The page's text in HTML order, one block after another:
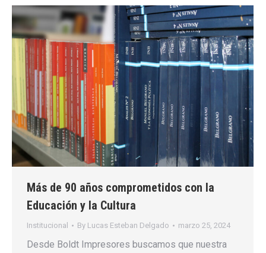
Más de 90 años comprometidos con la
Educación y la Cultura
Institucional By Lucas Esteban Delgado marzo 25, 2024
Desde Boldt Impresores buscamos que nuestra